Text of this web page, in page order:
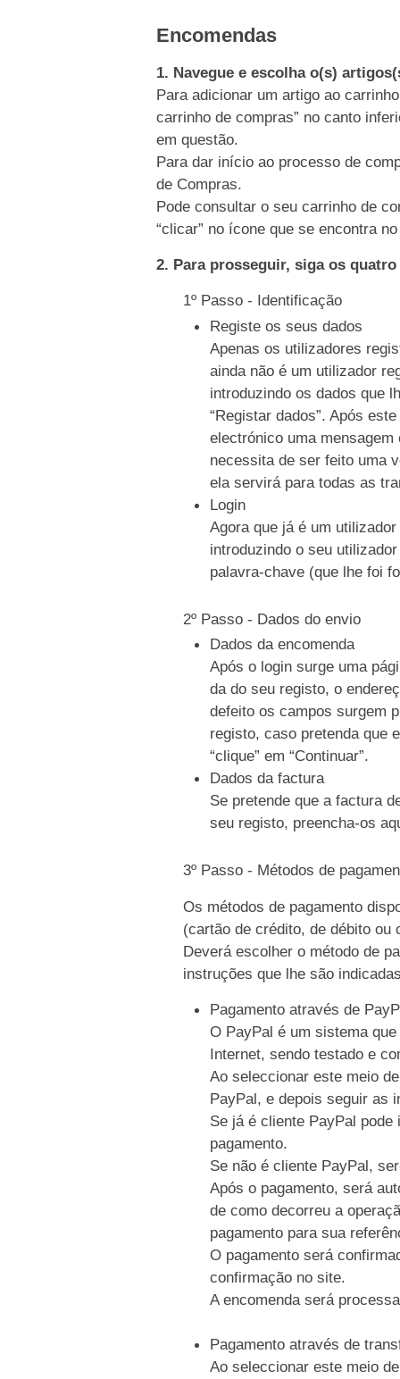
Encomendas
1. Navegue e escolha o(s)
Para adicionar um artigo ao
carrinho de compras” no canto
em questão.
Para dar início ao processo de
de Compras.
Pode consultar o seu carrinho de
“clicar” no ícone que se encontra
2. Para prosseguir, siga os
1º Passo - Identificação
Registe os seus dados
Apenas os utilizadores
ainda não é um utilizador
introduzindo os dados que
“Registar dados”. Após
electrónico uma
necessita de ser feito uma
ela servirá para todas as
Login
Agora que já é um
introduzindo o seu
palavra-chave (que lhe foi
2º Passo - Dados do envio
Dados da encomenda
Após o login surge uma
da do seu registo, o
defeito os campos surgem
registo, caso pretenda que
“clique” em “Continuar”.
Dados da factura
Se pretende que a factura
seu registo, preencha-os
3º Passo - Métodos de
Os métodos de pagamento
(cartão de crédito, de débito ou
Deverá escolher o método de
instruções que lhe são
Pagamento através de
O PayPal é um sistema
Internet, sendo testado e
Ao seleccionar este meio
PayPal, e depois seguir as
Se já é cliente PayPal
pagamento.
Se não é cliente PayPal,
Após o pagamento, será
de como decorreu a
pagamento para sua
O pagamento será
confirmação no site.
A encomenda será
Pagamento através de
Ao seleccionar este meio